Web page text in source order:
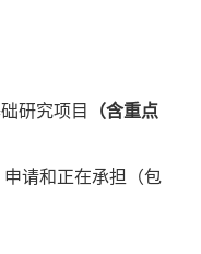
研究项目
（含重点
请和正在承担（包